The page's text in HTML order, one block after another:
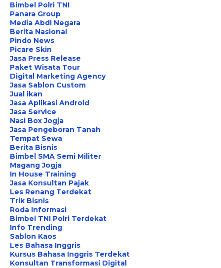
Bimbel Polri TNI
Panara Group
Media Abdi Negara
Berita Nasional
Pindo News
Picare Skin
Jasa Press Release
Paket Wisata Tour
Digital Marketing Agency
Jasa Sablon Custom
Jual ikan
Jasa Aplikasi Android
Jasa Service
Nasi Box Jogja
Jasa Pengeboran Tanah
Tempat Sewa
Berita Bisnis
Bimbel SMA Semi Militer
Magang Jogja
In House Training
Jasa Konsultan Pajak
Les Renang Terdekat
Trik Bisnis
Roda Informasi
Bimbel TNI Polri Terdekat
Info Trending
Sablon Kaos
Les Bahasa Inggris
Kursus Bahasa Inggris Terdekat
Konsultan Transformasi Digital